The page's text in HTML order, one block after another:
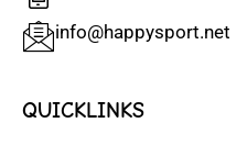
info@happysport.net
QUICKLINKS